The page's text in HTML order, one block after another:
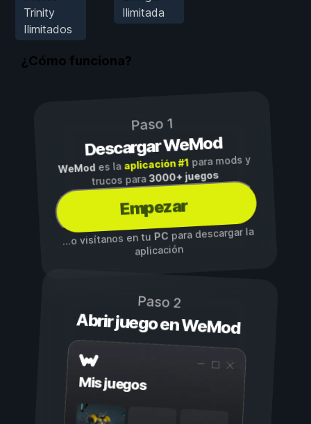
Trinity
Ilimitados
Ilimitada
¿Cómo funciona?
Paso 1
Descargar WeMod
WeMod es la aplicación #1para mods y
trucos para3000+ juegos
Empezar
...o visítanos en tuPCpara descargar la
aplicación
Paso 2
Abrir juego en WeMod
Mis juegos